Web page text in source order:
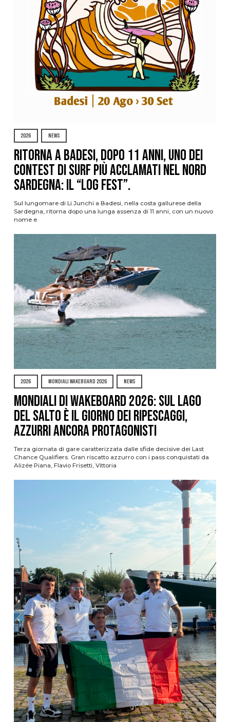
2026 NEWS
Ritorna a Badesi, dopo 11 anni, uno dei
contest di surf più acclamati nel nord
Sardegna: il “Log Fest”.
Sul lungomare di Li Junchi a Badesi, nella costa gallurese della
Sardegna, ritorna dopo una lunga assenza di 11 anni, con un nuovo
nome e
2026 MONDIALI WAKEBOARD 2026 NEWS
Mondiali di Wakeboard 2026: sul Lago
del Salto è il giorno dei ripescaggi,
azzurri ancora protagonisti
Terza giornata di gare caratterizzata dalle sfide decisive dei Last
Chance Qualifiers. Gran riscatto azzurro con i pass conquistati da
Alizée Piana, Flavio Frisetti, Vittoria